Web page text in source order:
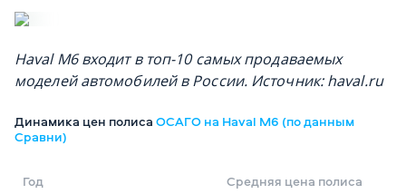
Haval M6 входит в топ-10 самых продаваемых
моделей автомобилей в России. Источник: haval.ru
Динамика цен полиса ОСАГО на Haval M6 (по данным
Сравни)
Год
Средняя цена полиса